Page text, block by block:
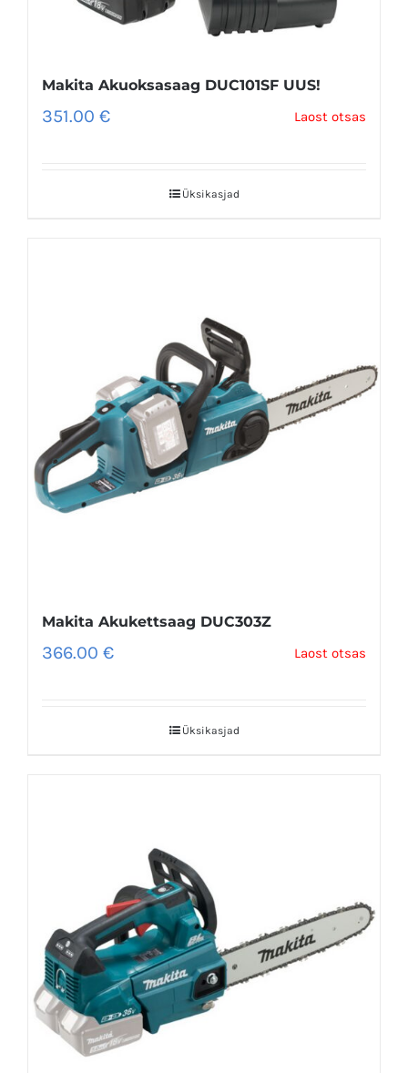
Makita Akuoksasaag DUC101SF UUS!
351.00 € Laost otsas
Üksikasjad
Makita Akukettsaag DUC303Z
366.00 € Laost otsas
Üksikasjad